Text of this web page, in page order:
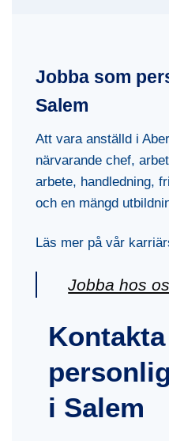
Jobba som
Salem
Att vara anställd i
närvarande chef,
arbete, handledning,
och en mängd
Läs mer på vår
Jobba hos
i Salem